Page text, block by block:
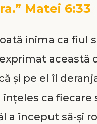
Matei 6:33
inima ca fiul
această
şi pe el îl
ca fiecare
a început să-şi